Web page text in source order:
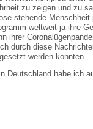
zu zeigen und zu
stehende Menschheit
weltweit ja ihre
ihrer
durch diese
werden konnten.
Deutschland habe ich